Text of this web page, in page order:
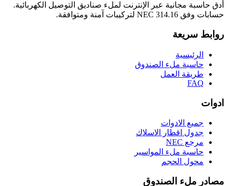
أدق حاسبة مجانية عبر الإنترنت لملء صناديق التوصيل الكهربائية.
حسابات وفق NEC 314.16 لتركيبات آمنة ومتوافقة.
روابط سريعة
الرئيسية
حاسبة ملء الصندوق
طريقة العمل
FAQ
ادوات
جميع الادوات
جدول اقطار الاسلاك
مرجع NEC
حاسبة ملء المواسير
محول الحجم
مصادر ملء الصندوق